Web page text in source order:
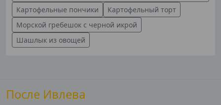
Картофельные пончики
Картофельный торт
Морской гребешок с черной икрой
Шашлык из овощей
После Ивлева